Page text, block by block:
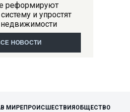
реформируют
и упростят
НОВОСТИ
В МИРЕПРОИСШЕСТВИЯ ОБЩЕСТВО